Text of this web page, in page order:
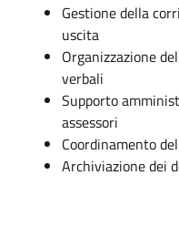
Gestione della
uscita
Organizzazione
verbali
Supporto
assessori
Coordinamento
Archiviazione dei